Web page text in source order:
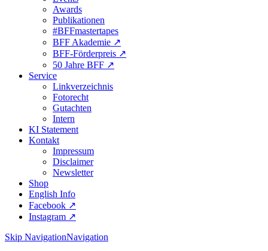
Awards
Publikationen
#BFFmastertapes
BFF Akademie ↗︎
BFF-Förderpreis ↗︎
50 Jahre BFF ↗︎
Service
Linkverzeichnis
Fotorecht
Gutachten
Intern
KI Statement
Kontakt
Impressum
Disclaimer
Newsletter
Shop
English Info
Facebook ↗︎
Instagram ↗︎
Skip NavigationNavigation